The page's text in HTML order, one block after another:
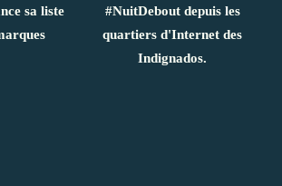
sa liste
#NuitDebout depuis les
quartiers d'Internet des
Indignados.